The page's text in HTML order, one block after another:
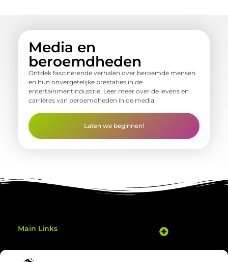
Media en
beroemdheden
Ontdek fascinerende verhalen over beroemde mensen
en hun onvergetelijke prestaties in de
entertainmentindustrie. Leer meer over de levens en
carrières van beroemdheden in de media.
Laten we beginnen!
Main Links